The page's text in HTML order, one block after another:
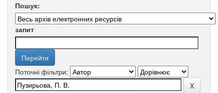
Пошук:
запит
Поточні фільтри: